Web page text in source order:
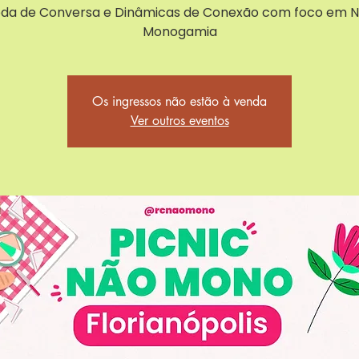
de Conversa e Dinâmicas de Conexão com foco em
Monogamia
Os ingressos não estão à venda
Ver outros eventos